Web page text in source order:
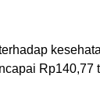
Rp140,77